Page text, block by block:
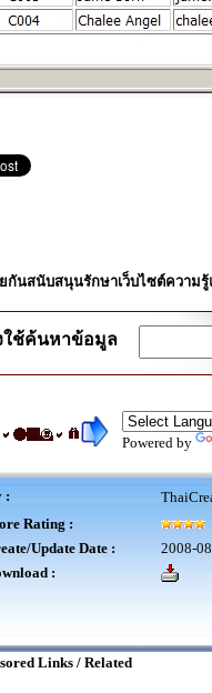
กันสนับสนุนรักษาเว็บไซต์ความ
ใช้ค้นหาข้อมูล
Powered by
:
Rating :
Update Date :
2008-
:
Links / Related